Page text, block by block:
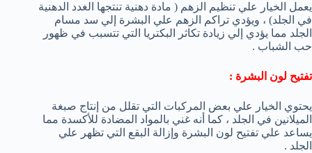
يعمل الخيار علي تنظيم الزهم ( مادة دهنية تنتجها الغدد الدهنية
في الجلد) ، ويؤدي تراكم الزهم علي البشرة إلي سد مسام
الجلد مما يؤدي إلي زيادة تكاثر البكتريا التي تتسبب في ظهور
حب الشباب .
تفتيح لون البشرة :
يحتوي الخيار علي بعض المركبات التي تقلل من إنتاج صبغة
الميلانين في الجلد ، كما أنه غني بالمواد المضادة للأكسدة مما
يساعد علي تفتيح لون البشرة وإزالة البقع التي تظهر علي
الجلد .